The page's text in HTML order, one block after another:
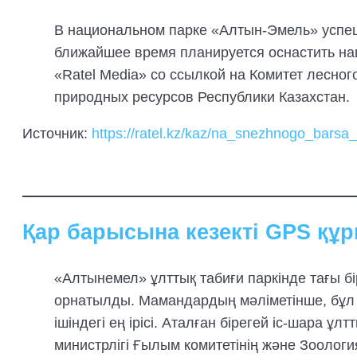
В национальном парке «Алтын-Эмель»
ближайшее время планируется оснастить
«Ratel Media» со ссылкой на Комитет
природных ресурсов Республики Казахстан.
Источник: https://ratel.kz/kaz/
Қар барысына кезекті GPS
«Алтынемел» ұлттық табиғи паркінде тағы
орнатылды. Мамандардың мәліметінше, бұл
ішіндегі ең ірісі. Аталған бірегей іс-шара
министрлігі Ғылым комитетінің және